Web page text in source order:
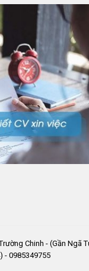
Chinh - (Gần Ngã
- 0985349755